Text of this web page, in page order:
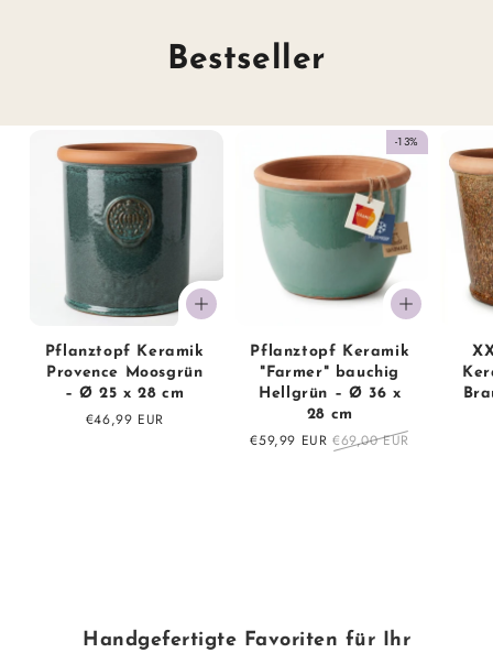
Bestseller
Pflanztopf Keramik
Provence Moosgrün
– Ø 25 x 28 cm
Normaler
€46,99 EUR
-13%
Pflanztopf Keramik
"Farmer" bauchig
Hellgrün – Ø 36 x
28 cm
Sonderpreis
€59,99 EUR Normaler
€69,00 EUR
Handgefertigte Favoriten für Ihr